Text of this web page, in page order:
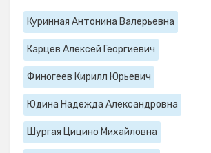
Куринная Антонина Валерьевна
Карцев Алексей Георгиевич
Финогеев Кирилл Юрьевич
Юдина Надежда Александровна
Шургая Цицино Михайловна